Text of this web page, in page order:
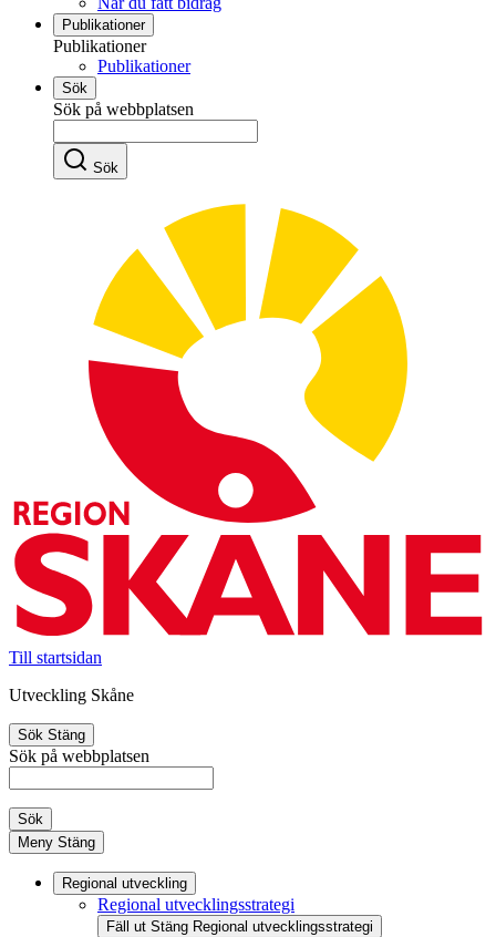
Publikationer
Publikationer
Publikationer
Sök
Sök på webbplatsen
Sök
Till startsidan
Utveckling Skåne
Sök Stäng
Sök på webbplatsen
Sök
Meny Stäng
Regional utveckling
Regional utvecklingsstrategi
Fäll ut Stäng Regional utvecklingsstrategi